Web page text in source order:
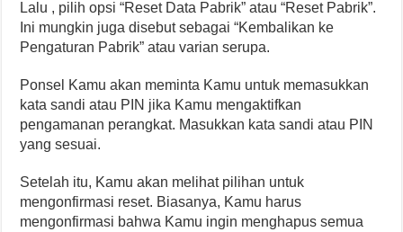
Lalu , pilih opsi “Reset Data Pabrik” atau “Reset Pabrik”.
Ini mungkin juga disebut sebagai “Kembalikan ke
Pengaturan Pabrik” atau varian serupa.
Ponsel Kamu akan meminta Kamu untuk memasukkan
kata sandi atau PIN jika Kamu mengaktifkan
pengamanan perangkat. Masukkan kata sandi atau PIN
yang sesuai.
Setelah itu, Kamu akan melihat pilihan untuk
mengonfirmasi reset. Biasanya, Kamu harus
mengonfirmasi bahwa Kamu ingin menghapus semua